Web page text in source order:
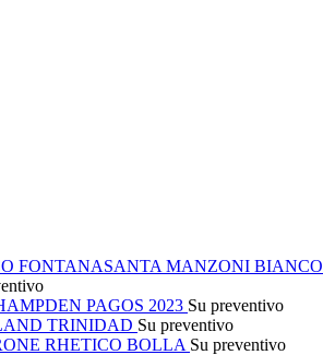
FONTANASANTA MANZONI BIANCO
PAGOS 2023 Su preventivo
TRINIDAD Su preventivo
RHETICO BOLLA Su preventivo